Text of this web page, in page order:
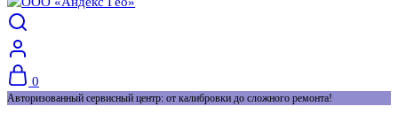
0
Авторизованный сервисный центр: от калибровки до сложного ремонта!